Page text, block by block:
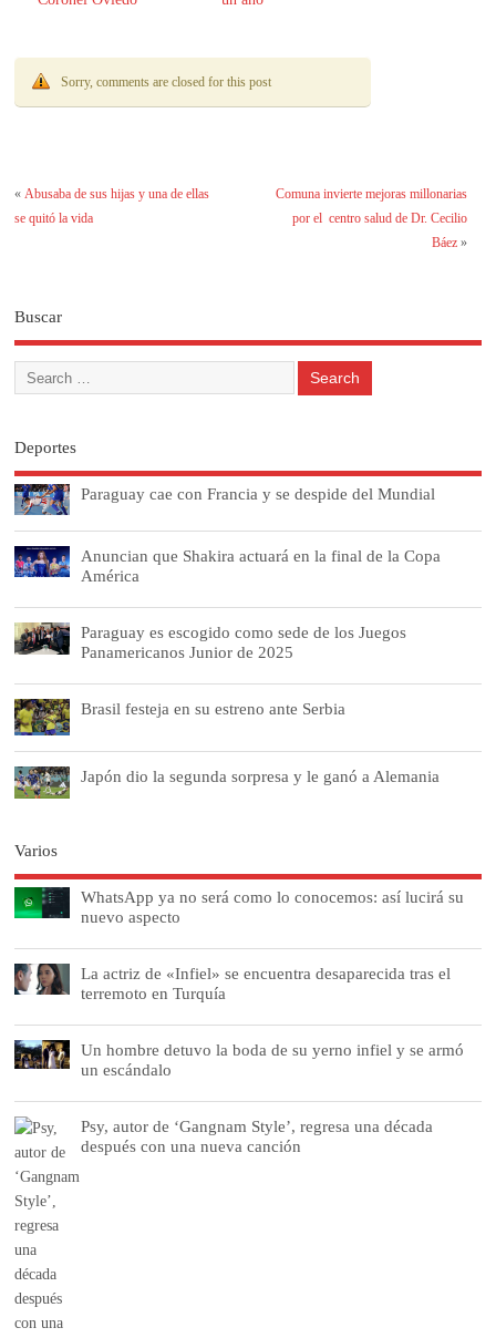
Sorry, comments are closed for this post
«Abusaba de sus hijas y una de ellas
se quitó la vida
Comuna invierte mejoras millonarias
por el centro salud de Dr. Cecilio
Báez»
Buscar
Deportes
Paraguay cae con Francia y se despide del Mundial
Anuncian que Shakira actuará en la final de la Copa
América
Paraguay es escogido como sede de los Juegos
Panamericanos Junior de 2025
Brasil festeja en su estreno ante Serbia
Japón dio la segunda sorpresa y le ganó a Alemania
Varios
WhatsApp ya no será como lo conocemos: así lucirá su
nuevo aspecto
La actriz de «Infiel» se encuentra desaparecida tras el
terremoto en Turquía
Un hombre detuvo la boda de su yerno infiel y se armó
un escándalo
Psy, autor de ‘Gangnam Style’, regresa una década
después con una nueva canción